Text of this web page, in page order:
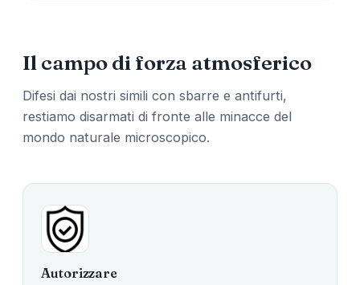
Il campo di forza atmosferico
Difesi dai nostri simili con sbarre e antifurti,
restiamo disarmati di fronte alle minacce del
mondo naturale microscopico.
Autorizzare